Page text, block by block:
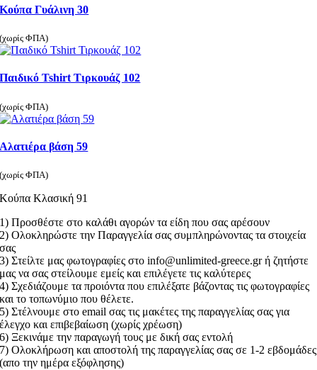
Κούπα Γυάλινη 30
(χωρίς ΦΠΑ)
Παιδικό Tshirt Τιρκουάζ 102
(χωρίς ΦΠΑ)
Αλατιέρα βάση 59
(χωρίς ΦΠΑ)
Κούπα Κλασική 91
1) Προσθέστε στο καλάθι αγορών τα είδη που σας αρέσουν
2) Ολοκληρώστε την Παραγγελία σας συμπληρώνοντας τα στοιχεία
σας
3) Στείλτε μας φωτογραφίες στο info@unlimited-greece.gr ή ζητήστε
μας να σας στείλουμε εμείς και επιλέγετε τις καλύτερες
4) Σχεδιάζουμε τα προιόντα που επιλέξατε βάζοντας τις φωτογραφίες
και το τοπωνύμιο που θέλετε.
5) Στέλνουμε στο email σας τις μακέτες της παραγγελίας σας για
έλεγχο και επιβεβαίωση (χωρίς χρέωση)
6) Ξεκινάμε την παραγωγή τους με δική σας εντολή
7) Ολοκλήρωση και αποστολή της παραγγελίας σας σε 1-2 εβδομάδες
(απο την ημέρα εξόφλησης)